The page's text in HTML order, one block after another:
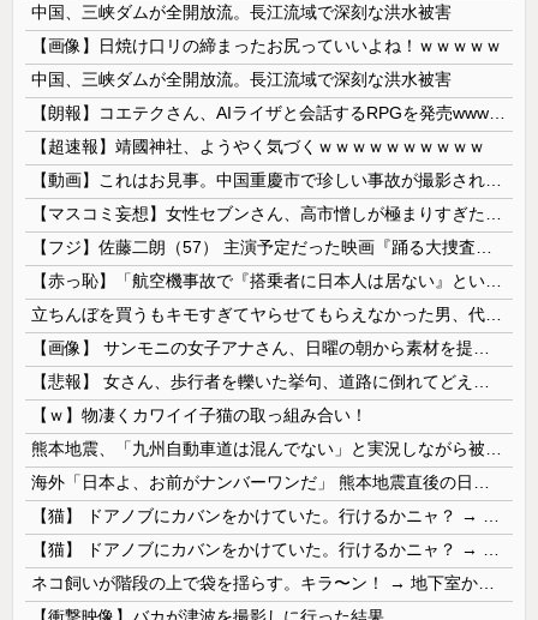
中国、三峡ダムが全開放流。長江流域で深刻な洪水被害
【画像】日焼け口リの締まったお尻っていいよね！ｗｗｗｗｗ
中国、三峡ダムが全開放流。長江流域で深刻な洪水被害
【超速報】靖國神社、ようやく気づくｗｗｗｗｗｗｗｗｗｗ
【ｗ】物凄くカワイイ子猫の取っ組み合い！
【衝撃映像】バカが津波を撮影しに行った結果…